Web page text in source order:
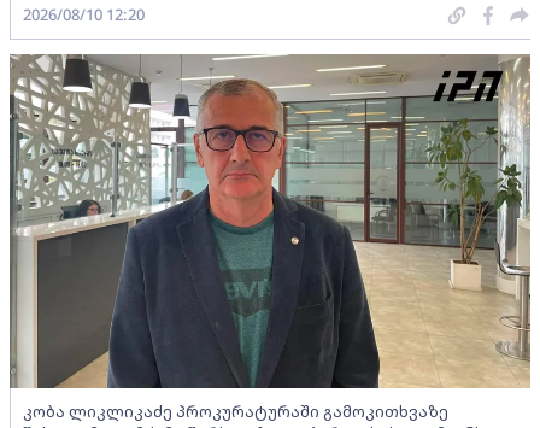
2026/08/10 12:20
კობა ლიკლიკაძე პროკურატურაში გამოკითხვაზე